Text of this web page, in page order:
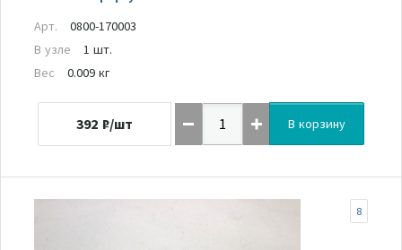
Арт.
0800-170003
В узле
1 шт.
Вес
0.009 кг
392 ₽/шт В корзину
8